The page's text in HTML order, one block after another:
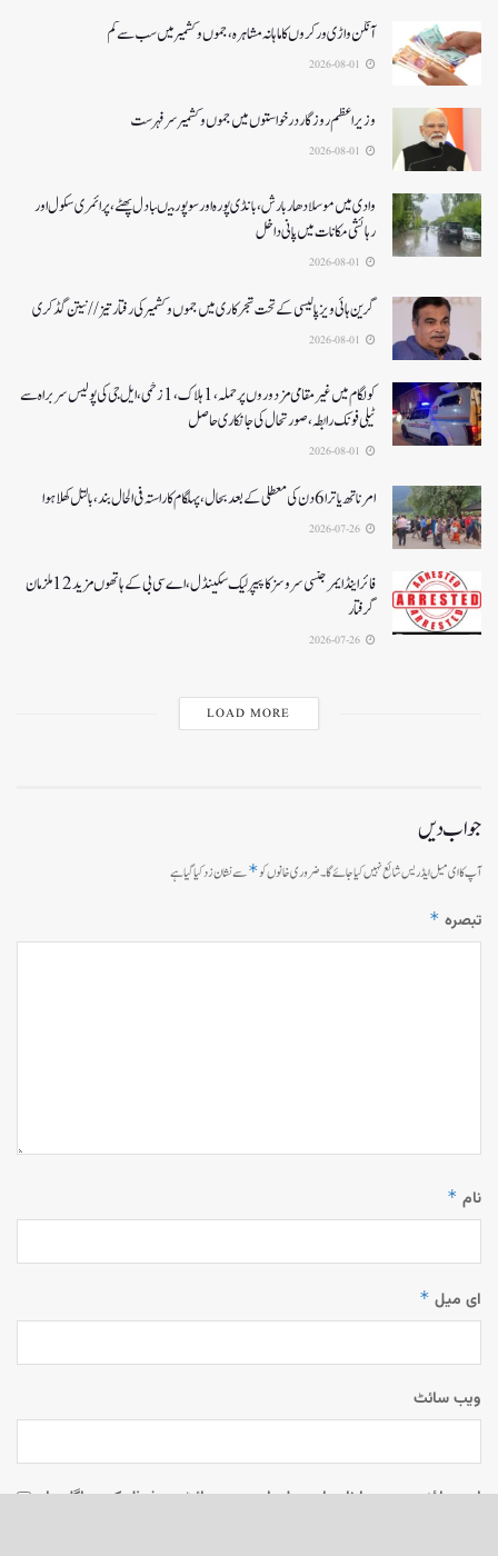
آنگن واڑی ورکروں کا ماہانہ مشاہرہ، جموں و کشمیر میں سب سے کم
وزیر اعظم روزگار درخواستوں میں جموں و کشمیر سرفہرست
وادی میں موسلادھار بارش،بانڈی پورہ اور سوپور میںبادل پھٹے، پرائمری سکول اور
رہائشی مکانات میں پانی داخل
گرین ہائی ویز پالیسی کے تحت شجرکاری میں جموں و کشمیر کی رفتار تیز// نیتن گڈکری
کولگام میں غیر مقامی مزدوروں پر حملہ،1ہلاک،1زخمی،ایل جی کی پولیس سربراہ سے
ٹیلی فونک رابطہ، صورتحال کی جانکاری حاصل
امرناتھ یاترا 6دن کی معطلی کے بعد بحال،پہلگام کا راستہ فی الحال بند، بالتل کھلا ہوا
فائر اینڈ ایمرجنسی سروسز کا پیپر لیک سکینڈل،اے سی بی کے ہاتھوں مزید 12 ملزمان
گرفتار
LOAD MORE
جواب دیں
آپ کا ای میل ایڈریس شائع نہیں کیا جائے گا۔ضروری خانوں کو*سے نشان زد کیا گیا ہے
تبصرہ *
نام *
ای میل *
ویب‌ سائٹ
اس براؤزر میں میرا نام، ای میل، اور ویب سائٹ محفوظ رکھیں اگلی بار